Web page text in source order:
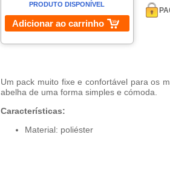
PRODUTO DISPONÍVEL
Adicionar ao carrinho
Um pack muito fixe e confortável para os
abelha de uma forma simples e cómoda.
Características:
Material: poliéster